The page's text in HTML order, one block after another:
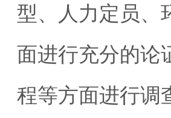
型、人力定员、
面进行充分的论
程等方面进行调